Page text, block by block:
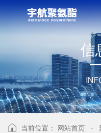
信
当前位置： 网站首页 -